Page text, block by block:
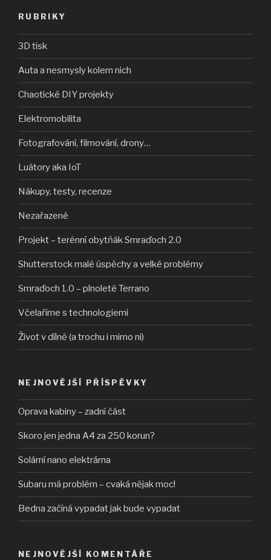
RUBRIKY
3D tisk
Auta a nesmysly kolem nich
Chaotické DIY projekty
Elektromobilita
Fotografování, filmování, drony…
Luátory aka IoT
Nákupy, testy, recenze
Nezařazené
Projekt – terénní obytňák Smraďoch 2.0
Shutterstock malé úspěchy a velké problémy
Smraďoch 1.0 – plnoleté Terrano
Včelaříme s technologiemi
Život v dílně (a trochu i mimo ni)
NEJNOVĚJŠÍ PŘÍSPĚVKY
Oprava kabiny – zadní část
Skoro jen jedna A4 za 250 korun?
Solární nano elektrárna
Subaru má problém – cvaká nějak moc!
Bedna začíná vypadat jak bude vypadat
NEJNOVĚJŠÍ KOMENTÁŘE